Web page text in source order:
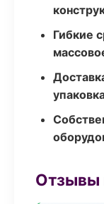
Гибкие
Отзывы